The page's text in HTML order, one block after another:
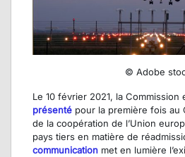
© Adobe
Le 10 février 2021, la Commission
présenté pour la première fois au
de la coopération de l’Union
pays tiers en matière de
communication met en lumière